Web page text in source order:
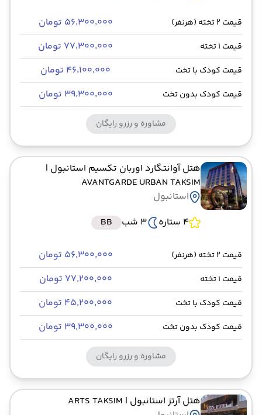
قیمت 2 تخته (هرنفر) ۵۶٬۳۰۰٬۰۰۰ تومان
قیمت 1 تخته ۷۷٬۳۰۰٬۰۰۰ تومان
قیمت کودک با تخت ۴۶٬۱۰۰٬۰۰۰ تومان
قیمت کودک بدون تخت ۳۹٬۳۰۰٬۰۰۰ تومان
مشاوره و رزرو رایگان
هتل آوانتگارد اوربان تکسیم استانبول |
AVANTGARDE URBAN TAKSIM
استانبول
4 ستاره
3 شب BB
قیمت 2 تخته (هرنفر) ۵۶٬۳۰۰٬۰۰۰ تومان
قیمت 1 تخته ۷۷٬۲۰۰٬۰۰۰ تومان
قیمت کودک با تخت ۴۵٬۲۰۰٬۰۰۰ تومان
قیمت کودک بدون تخت ۳۹٬۳۰۰٬۰۰۰ تومان
مشاوره و رزرو رایگان
هتل آرتز استانبول | ARTS TAKSIM